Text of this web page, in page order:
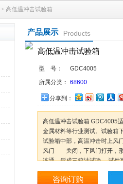
> 高低温冲击试验箱
产品展示 Products
高低温冲击试验箱
型 号：
GDC4005
所属分类：
68600
分享到：
高低温冲击试验箱 GDC4005
金属材料等行业测试。试验箱
试验箱中部，高温冲击时上风
风门 关闭，下风门打开，形
连通，形成三箱法试验。 试件
的诸多不便。采用进口全封闭
咨询订购